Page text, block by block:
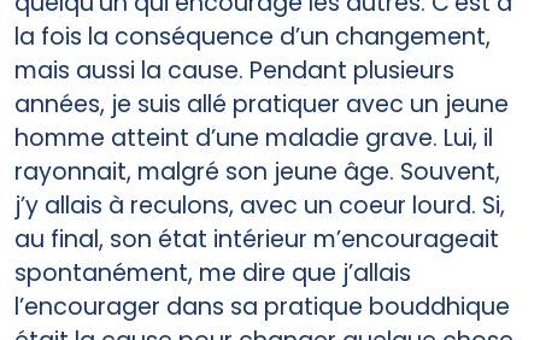
la fois la conséquence d’un changement,
mais aussi la cause. Pendant plusieurs
années, je suis allé pratiquer avec un jeune
homme atteint d’une maladie grave. Lui, il
rayonnait, malgré son jeune âge. Souvent,
j’y allais à reculons, avec un coeur lourd. Si,
au final, son état intérieur m’encourageait
spontanément, me dire que j’allais
l’encourager dans sa pratique bouddhique